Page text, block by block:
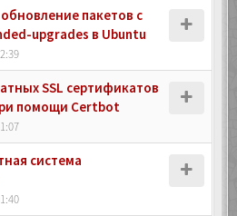
пакетов с
upgrades в Ubuntu
SSL сертификатов
помощи Certbot
система